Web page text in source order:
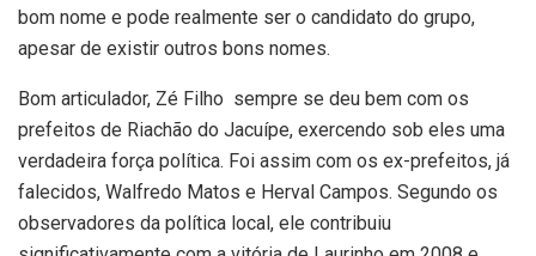
bom nome e pode realmente ser o candidato do grupo,
apesar de existir outros bons nomes.
Bom articulador, Zé Filho sempre se deu bem com os
prefeitos de Riachão do Jacuípe, exercendo sob eles uma
verdadeira força política. Foi assim com os ex-prefeitos, já
falecidos, Walfredo Matos e Herval Campos. Segundo os
observadores da política local, ele contribuiu